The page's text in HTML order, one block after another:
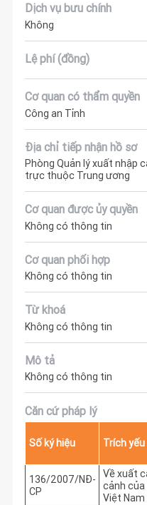
Dịch vụ bưu chính
Không
Lệ phí (đồng)
Cơ quan có thẩm quyền
Công an Tỉnh
Địa chỉ tiếp nhận hồ sơ
Phòng Quản lý xuất nhập
trực thuộc Trung ương
Cơ quan được ủy quyền
Không có thông tin
Cơ quan phối hợp
Không có thông tin
Từ khoá
Không có thông tin
Mô tả
Không có thông tin
Căn cứ pháp lý
Số ký hiệu Trích yếu
136/2007/NĐ-
CP
Về xuất
cảnh
Việt Nam